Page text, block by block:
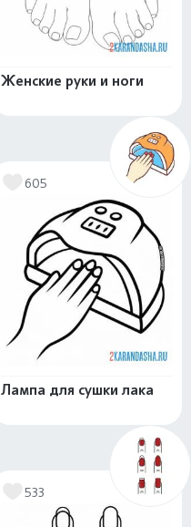
Женские руки и ноги
605
Лампа для сушки лака
533